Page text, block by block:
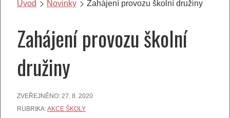
Úvod Novinky Zahájení provozu školní družiny
Zahájení provozu školní
družiny
ZVEŘEJNĚNO: 27. 8. 2020
RUBRIKA:AKCE ŠKOLY